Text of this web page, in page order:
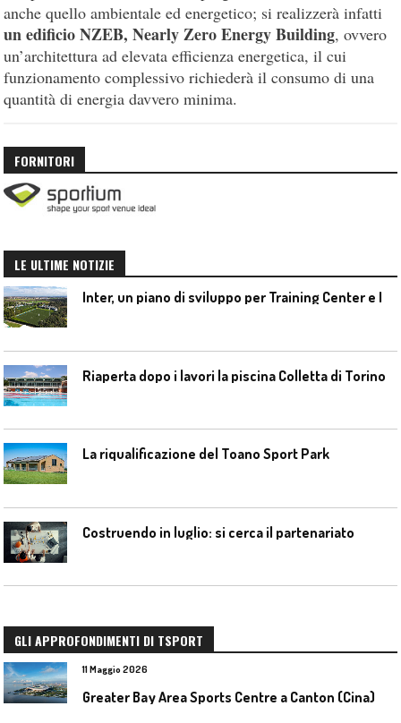
anche quello ambientale ed energetico; si realizzerà infatti
un edificio NZEB, Nearly Zero Energy Building, ovvero
un’architettura ad elevata efficienza energetica, il cui
funzionamento complessivo richiederà il consumo di una
quantità di energia davvero minima.
FORNITORI
LE ULTIME NOTIZIE
Riaperta dopo i lavori la piscina Colletta di Torino
La riqualificazione del Toano Sport Park
Costruendo in luglio: si cerca il partenariato
GLI APPROFONDIMENTI DI TSPORT
11 Maggio 2026
Greater Bay Area Sports Centre a Canton (Cina)